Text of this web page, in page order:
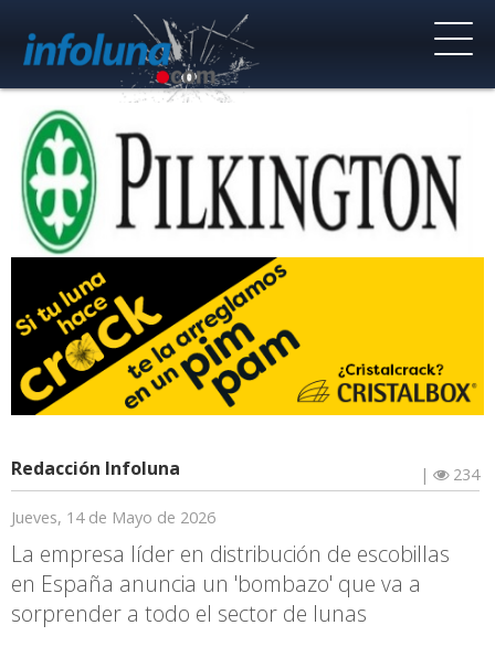
Redacción Infoluna | 234
Jueves, 14 de Mayo de 2026
La empresa líder en distribución de escobillas
en España anuncia un 'bombazo' que va a
sorprender a todo el sector de lunas